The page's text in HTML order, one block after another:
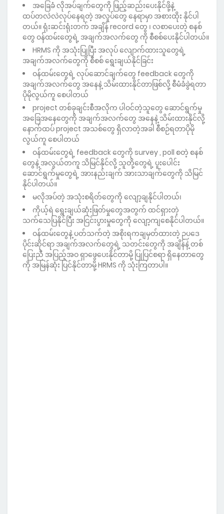
အခြေခံ လိုအပ်ချက်တွေကို ဖြည့်ဆည်းပေးနိုင်ဖို့နဲ့
ထပ်တလဲလဲလုပ်နေရတဲ့ အလူပ်တွေ နေရာမှာ အစားထိုး နိုင်ပါ
တယ်။ ‌ရုံးဆင်းရုံးတက် အချိန် record တွေ ၊ လစာပေးတဲ့ စနစ်
တွေ ဝန်ထမ်းတွေရဲ့ အချက်အလက်တွေ ကို စီစစ်ပေးနိုင်ပါတယ်။
HRMS ကို အသုံးပြုပြီး အလုပ် လျောက်ထားသူတွေရဲ့
အချက်အလက်တွေကို စီစစ် ရွေးချယ်နိုင်ခြင်း
ဝန်ထမ်းတွေရဲ့ လုပ်ဆောင်ချက်တွေ feedback တွေကို
အချက်အလက်တွေ အနေနဲ့ သိမ်းထားနိုင်တာဖြစ်လို့ စီမံခံခွဲရတာ
ပိုမိုလွယ်ကူ စေပါတယ်
project တစ်ခုချင်းစီအလိုက ပါဝင်တဲ့သူတွေ ဆောင်ရွက်မှု
အခြေအနေတွေကို အချက်အလက်တွေ အနေနဲ့ သိမ်းထားနိုင်လို့
နောက်ထပ် project အသစ်တွေ ရှိလာတဲ့အခါ စီစဉ်ရတာပိုမို
လွယ်ကူ စေပါတယ်
ဝန်ထမ်းတွေရဲ့ feedback တွေကို survey , poll စတဲ့ စနစ်
တွေနဲ့ အလွယ်တကူ သိမြင်နိုင်လို့ သူတို့တွေရဲ့ ပူးပေါင်း
ဆောင်ရွက်မှုတွေရဲ့ အားနည်းချက် အားသာချက်တွေကို သိမြင်
နိုင်ပါတယ်။
မလိုအပ်တဲ့ အသုံးစရိတ်တွေကို လျော့ချနိုင်ပါတယ်၊
ကိုယ့်ရဲ ရွေးချယ်ဆုံးဖြတ်မှုတွေအတွက် ထင်ရှားတဲ့
သက်သေပြနိုင်ပြီး အငြင်းပွားမှုတွေကို လျော့ကျစေနိုင်ပါတယ်။
ဝန်ထမ်းတွေနဲ့ ပတ်သက်တဲ့ အစိုးရကချမှတ်ထားတဲ့ ဉပဒေ
ပိုင်းဆိုင်ရာ အချက်အလက်တွေရဲ့ သတင်းတွေကို အချိန်နဲ့ တစ်
ပြေးညီ အပြည့်အဝ ရှာဖွေပေးနိုင်တာမို့ ပြုပြင်စရာ ရှိနေတာတွေ
ကို အမြန်ဆုံး ပြင်နိုင်တာမို့ HRMS ကို သုံးကြတာပါ။